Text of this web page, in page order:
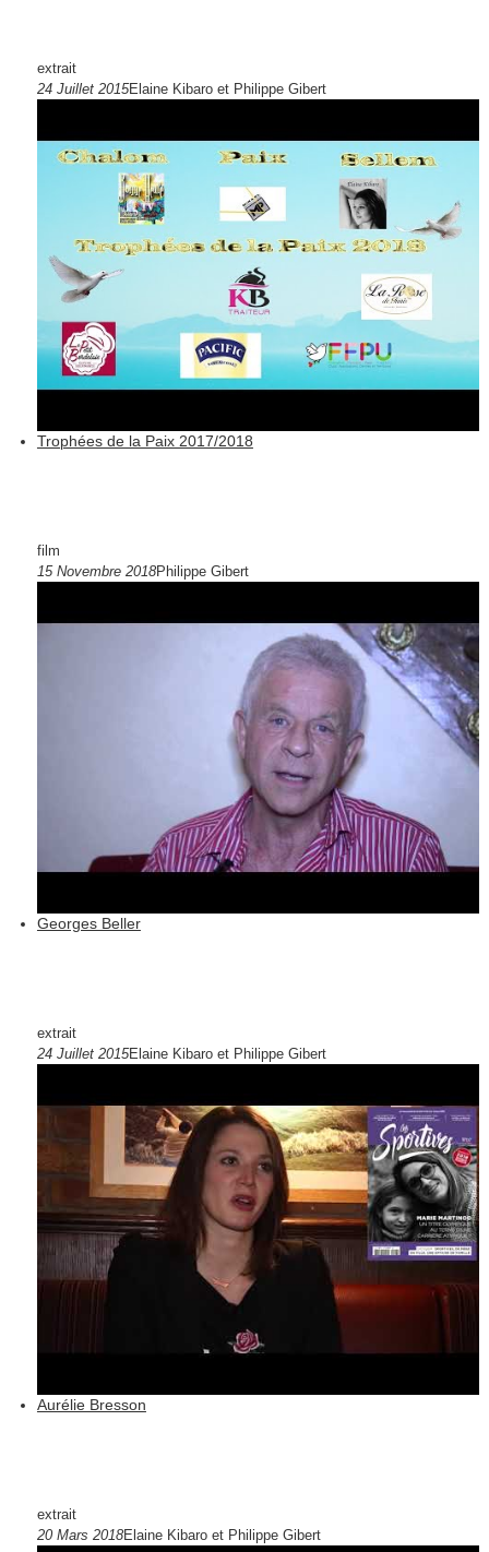
extrait
24 Juillet 2015Elaine Kibaro et Philippe Gibert
Trophées de la Paix 2017/2018
film
15 Novembre 2018Philippe Gibert
Georges Beller
extrait
24 Juillet 2015Elaine Kibaro et Philippe Gibert
Aurélie Bresson
extrait
20 Mars 2018Elaine Kibaro et Philippe Gibert